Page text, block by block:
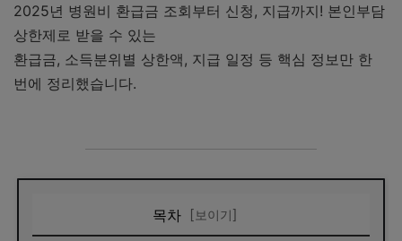
2025년 병원비 환급금 조회부터 신청, 지급까지! 본인부담
상한제로 받을 수 있는
환급금, 소득분위별 상한액, 지급 일정 등 핵심 정보만 한
번에 정리했습니다.
목차 [보이기]